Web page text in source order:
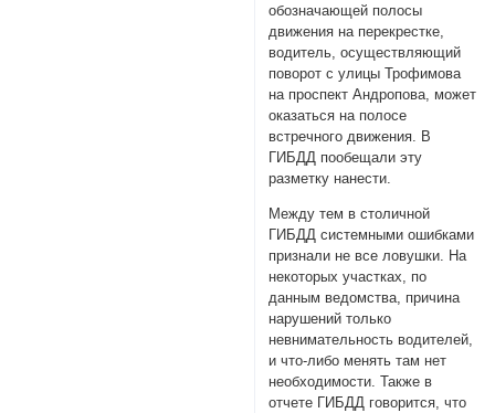
обозначающей полосы
движения на перекрестке,
водитель, осуществляющий
поворот с улицы Трофимова
на проспект Андропова, может
оказаться на полосе
встречного движения. В
ГИБДД пообещали эту
разметку нанести.
Между тем в столичной
ГИБДД системными ошибками
признали не все ловушки. На
некоторых участках, по
данным ведомства, причина
нарушений только
невнимательность водителей,
и что-либо менять там нет
необходимости. Также в
отчете ГИБДД говорится, что